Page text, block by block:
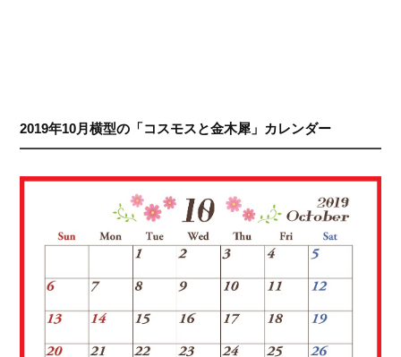
2019年10月横型の「コスモスと金木犀」カレンダー